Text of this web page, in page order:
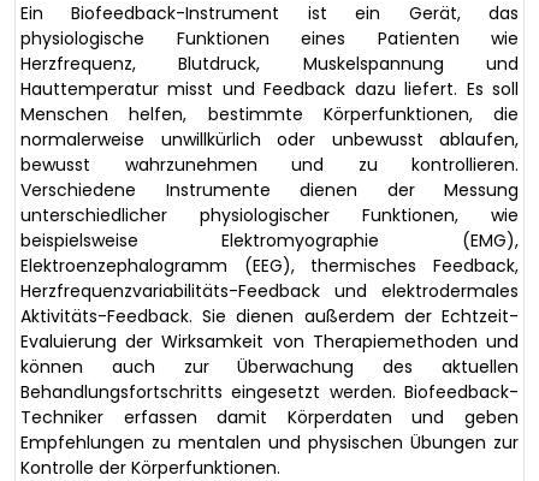
Ein Biofeedback-Instrument ist ein Gerät, das
physiologische Funktionen eines Patienten wie
Herzfrequenz, Blutdruck, Muskelspannung und
Hauttemperatur misst und Feedback dazu liefert. Es soll
Menschen helfen, bestimmte Körperfunktionen, die
normalerweise unwillkürlich oder unbewusst ablaufen,
bewusst wahrzunehmen und zu kontrollieren.
Verschiedene Instrumente dienen der Messung
unterschiedlicher physiologischer Funktionen, wie
beispielsweise Elektromyographie (EMG),
Elektroenzephalogramm (EEG), thermisches Feedback,
Herzfrequenzvariabilitäts-Feedback und elektrodermales
Aktivitäts-Feedback. Sie dienen außerdem der Echtzeit-
Evaluierung der Wirksamkeit von Therapiemethoden und
können auch zur Überwachung des aktuellen
Behandlungsfortschritts eingesetzt werden. Biofeedback-
Techniker erfassen damit Körperdaten und geben
Empfehlungen zu mentalen und physischen Übungen zur
Kontrolle der Körperfunktionen.